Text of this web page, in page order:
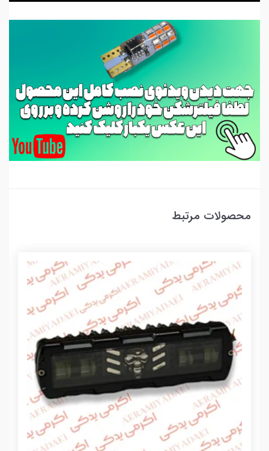
محصولات مرتبط